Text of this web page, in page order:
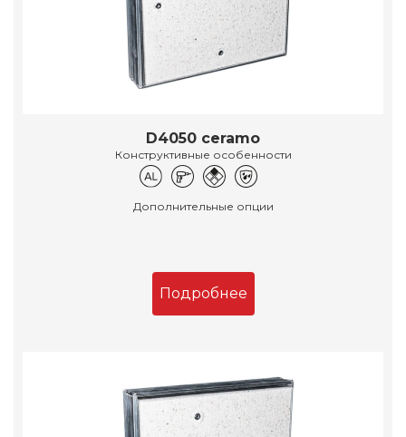
D4050 ceramo
Конструктивные особенности
Дополнительные опции
Подробнее